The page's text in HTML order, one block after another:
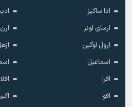
ادا ساکیز
ارسای اونر
ارول اوگین
اسماعیل
افرا
افو